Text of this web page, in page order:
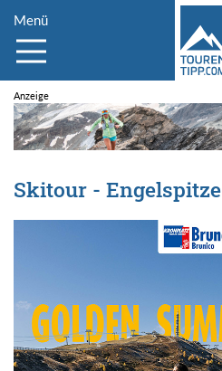
Menü
Skitour - Engelspitze